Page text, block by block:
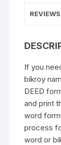
quantity
If you
bikroy
DEED
and print
word
process
word or